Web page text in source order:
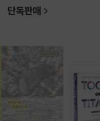
단독판매